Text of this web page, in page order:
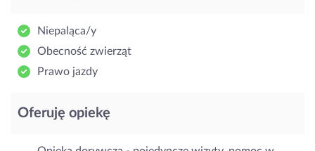
Niepaląca/y
Obecność zwierząt
Prawo jazdy
Oferuję opiekę